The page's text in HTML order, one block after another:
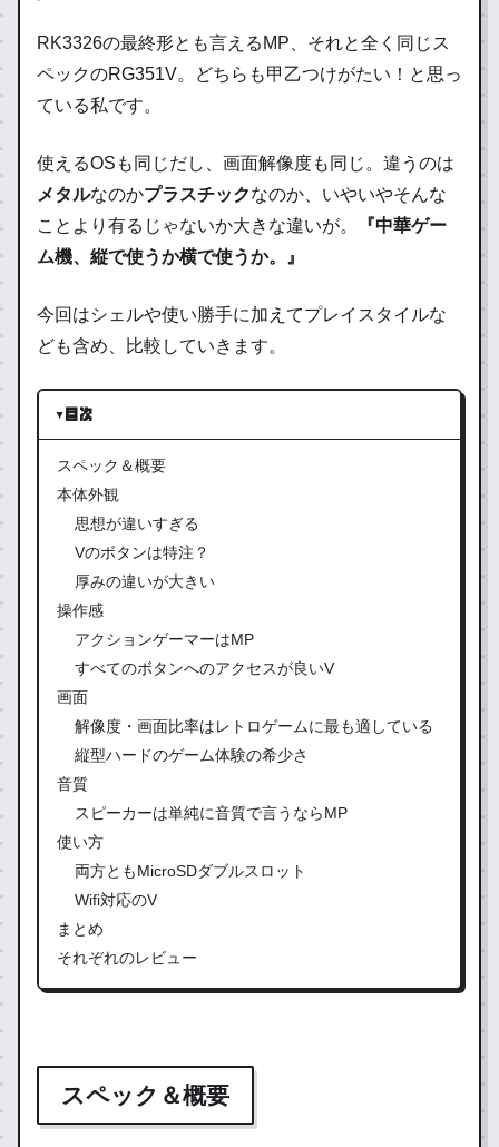
RK3326の最終形とも言えるMP、それと全く同じス
ペックのRG351V。
どちらも甲乙つけがたい！ と思っ
ている私です。
使えるOSも同じだし、画面解像度も同じ。違うのは
メタルなのかプラスチックなのか、いやいやそんな
ことより有るじゃないか大きな違いが。
『中華ゲー
ム機、縦で使うか横で使うか。』
今回はシェルや使い勝手に加えてプレイスタイルな
ども含め、比較していきます。
目次
スペック＆概要
本体外観
思想が違いすぎる
Vのボタンは特注？
厚みの違いが大きい
操作感
アクションゲーマーはMP
すべてのボタンへのアクセスが良いV
画面
解像度・画面比率はレトロゲームに最も適している
縦型ハードのゲーム体験の希少さ
音質
スピーカーは単純に音質で言うならMP
使い方
両方ともMicroSDダブルスロット
Wifi対応のV
まとめ
それぞれのレビュー
スペック＆概要